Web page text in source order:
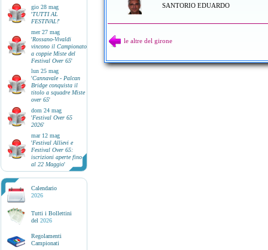
gio 28 mag
'TUTTI AL
FESTIVAL!'
mer 27 mag
'Rossano-Vivaldi
vincono il Campionato
a coppie Miste del
Festival Over 65'
lun 25 mag
'Cannavale - Palcan
Bridge conquista il
titolo a squadre Miste
over 65'
dom 24 mag
'Festival Over 65
2026'
mar 12 mag
'Festival Allievi e
Festival Over 65:
iscrizioni aperte fino
al 22 Maggio'
Calendario
2026
Tutti i Bollettini
del 2026
Regolamenti
Campionati
SANTORIO EDUARDO
le altre del girone